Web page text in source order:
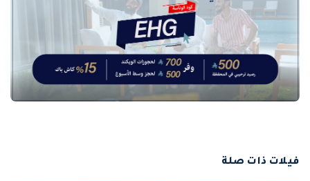
فيلات ذات صلة